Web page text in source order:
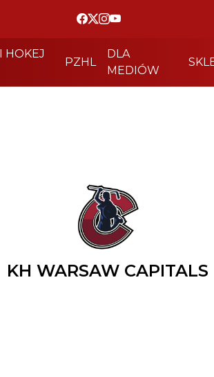
HOKEJ
PZHL
DLA
MEDIÓW
KH WARSAW CAPITALS